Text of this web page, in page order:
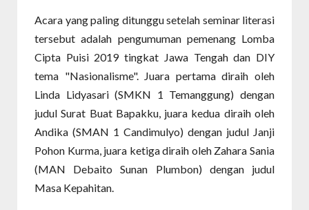
Acara yang paling ditunggu setelah seminar literasi
tersebut adalah pengumuman pemenang Lomba
Cipta Puisi 2019 tingkat Jawa Tengah dan DIY
tema "Nasionalisme". Juara pertama diraih oleh
Linda Lidyasari (SMKN 1 Temanggung) dengan
judul Surat Buat Bapakku, juara kedua diraih oleh
Andika (SMAN 1 Candimulyo) dengan judul Janji
Pohon Kurma, juara ketiga diraih oleh Zahara Sania
(MAN Debaito Sunan Plumbon) dengan judul
Masa Kepahitan.